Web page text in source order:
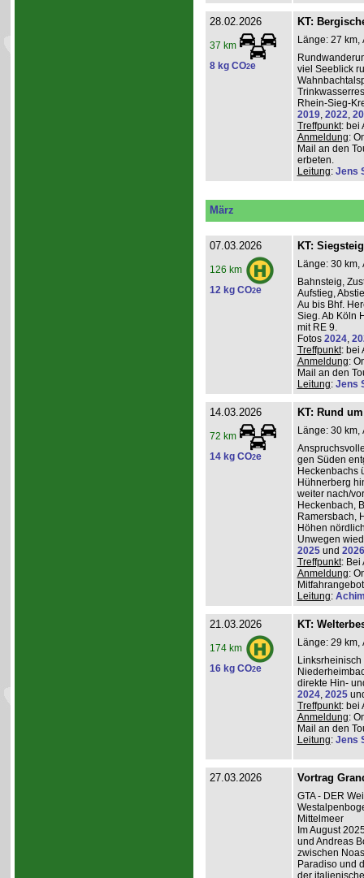
28.02.2026
37 km
8 kg CO2e
KT:
Länge: 27 km,
viel Seeblick
Rhein-Sieg-
2019, 2022,
Treffpunkt: bei
Anmeldung:
Mail an den
erbeten.
Leitung: Jens
März
07.03.2026
126 km
12 kg CO2e
KT: Siegsteig
Länge: 30 km,
Bahnsteig,
Aufstieg,
Au bis Bhf.
Sieg. Ab Köln
mit RE 9.
Fotos 2024,
Treffpunkt: bei
Anmeldung:
Mail an den
Leitung: Jens
14.03.2026
72 km
14 kg CO2e
KT: Rund
Länge: 30 km,
gen Süden
Heckenbachs
Hühnerberg
weiter nach/
Heckenbach,
Ramersbach,
Höhen
Unwegen
2025und 2026
Treffpunkt: Bei
Anmeldung:
Leitung:
21.03.2026
174 km
16 kg CO2e
KT:
Länge: 29 km,
direkte Hin-
2024, 2025
Treffpunkt: bei
Anmeldung:
Mail an den
Leitung: Jens
27.03.2026 Vortrag
GTA - DER
Mittelmeer
Im August
und Andreas
zwischen
Paradiso und
der